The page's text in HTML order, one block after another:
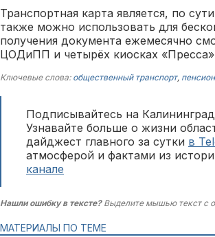
Транспортная карта является, по
также можно использовать для
получения документа ежемесячно
ЦОДиПП и четырёх киосках
Ключевые слова: общественный транспорт,
Подписывайтесь на
Узнавайте больше о жизни
дайджест главного за сутки в
атмосферой и фактами из
канале
Нашли ошибку в тексте?Выделите мышью текст с
МАТЕРИАЛЫ ПО ТЕМЕ